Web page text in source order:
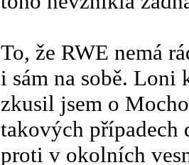
To, že RWE nemá
i sám na sobě. Loni
zkusil jsem o
takových případech
proti v okolních